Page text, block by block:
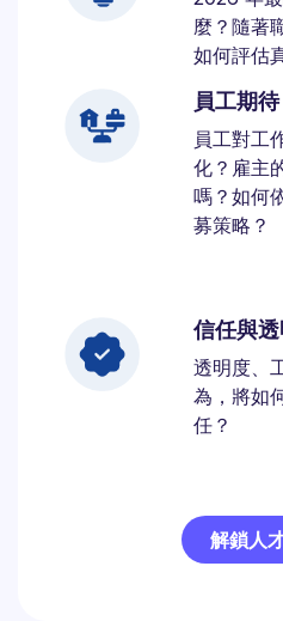
麼？隨著
如何評估
員工期待
員工對工
化？雇主
嗎？如何
募策略？
信任與
透明度、
為，將如
任？
解鎖人